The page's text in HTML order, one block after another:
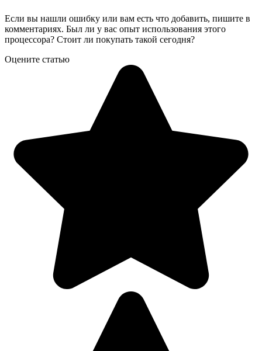
Если вы нашли ошибку или вам есть что добавить, пишите в
комментариях. Был ли у вас опыт использования этого
процессора? Стоит ли покупать такой сегодня?
Оцените статью